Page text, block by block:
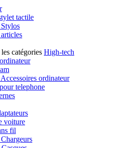
tactile
catégories High-tech
ordinateur
telephone
voiture
fil